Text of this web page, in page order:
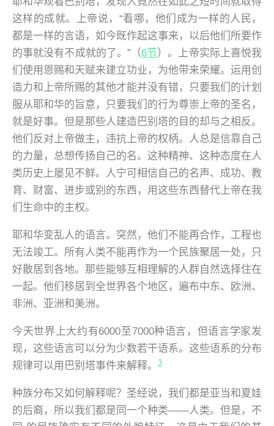
这样的成就。上帝说，“看哪，他们成为一样的人民，
都是一样的言语，如今既作起这事来，以后他们所要作
的事就没有不成就的了。”（6节）。上帝实际上喜悦我
们使用恩赐和天赋来建立功业，为他带来荣耀。运用创
造力和上帝所赐的其他才能并没有错，只要我们的计划
服从耶和华的旨意，只要我们的行为尊崇上帝的圣名，
就是好事。但是那些人建造巴别塔的目的却与之相反。
他们反对上帝做主，违抗上帝的权柄。人总是信靠自己
的力量，总想传扬自己的名。这种精神、这种态度在人
类历史上屡见不鲜。人宁可相信自己的名声、成功、教
育、财富、进步或别的东西，用这些东西替代上帝在我
们生命中的主权。
耶和华变乱人的语言。突然，他们不能再合作，工程也
无法竣工。所有人类不能再作为一个民族聚居一处，只
好散居到各地。那些能够互相理解的人群自然选择住在
一起。他们移居到全世界各个地区，遍布中东、欧洲、
非洲、亚洲和美洲。
今天世界上大约有6000至7000种语言，但语言学家发
现，这些语言可以分为少数若干语系。这些语系的分布
规律可以用巴别塔事件来解释。
3
种族分布又如何解释呢？圣经说，我们都是亚当和夏娃
的后裔，所以我们都是同一个种类——人类。但是，不